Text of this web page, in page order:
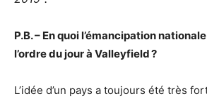
P.B. – En quoi l’émancipation
l’ordre du jour à Valleyfield ?
L’idée d’un pays a toujours été très